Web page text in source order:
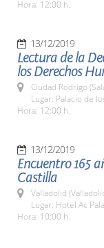
Hora: 12:00 h.
13/12/2019
Lectura de la
los Derechos
Ciudad Rodrigo
Lugar: Palacio de
Hora: 12:00 h.
13/12/2019
Encuentro 165
Castilla
Valladolid
Lugar: Hotel Ac
Hora: 10:00 h.